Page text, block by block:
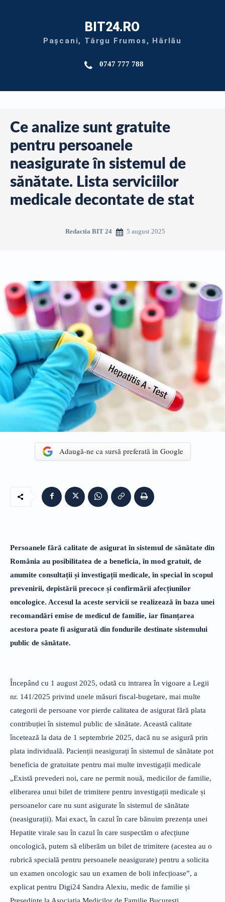
BIT24.RO
Pașcani, Târgu Frumos, Hârlău
0747 777 788
Ce analize sunt gratuite
pentru persoanele
neasigurate în sistemul de
sănătate. Lista serviciilor
medicale decontate de stat
Redactia BIT 24 5 august 2025
Adaugă-ne ca sursă preferată în Google
Persoanele fără calitate de asigurat în sistemul de sănătate din
România au posibilitatea de a beneficia, în mod gratuit, de
anumite consultații și investigații medicale, în special în scopul
prevenirii, depistării precoce și confirmării afecțiunilor
oncologice. Accesul la aceste servicii se realizează în baza unei
recomandări emise de medicul de familie, iar finanțarea
acestora poate fi asigurată din fondurile destinate sistemului
public de sănătate.
Începând cu 1 august 2025, odată cu intrarea în vigoare a Legii
nr. 141/2025 privind unele măsuri fiscal-bugetare, mai multe
categorii de persoane vor pierde calitatea de asigurat fără plata
contribuției în sistemul public de sănătate. Această calitate
încetează la data de 1 septembrie 2025, dacă nu se asigură prin
plata individuală. Pacienții neasigurați în sistemul de sănătate pot
beneficia de gratuitate pentru mai multe investigații medicale
„Există prevederi noi, care ne permit nouă, medicilor de familie,
eliberarea unui bilet de trimitere pentru investigații medicale și
persoanelor care nu sunt asigurate în sistemul de sănătate
(neasigurații). Mai exact, în cazul în care bănuim prezența unei
Hepatite virale sau în cazul în care suspectăm o afecțiune
oncologică, putem să eliberăm un bilet de trimitere (acestea au o
rubrică specială pentru persoanele neasigurate) pentru a solicita
un examen oncologic sau un examen de boli infecțioase”, a
explicat pentru Digi24 Sandra Alexiu, medic de familie și
Președinte la Asociația Medicilor de Familie București.